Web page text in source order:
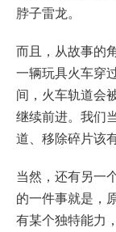
脖子雷龙。
而且，从故事的
一辆玩具火车穿
间，火车轨道会
继续前进。我们
道、移除碎片该
当然，还有另一
的一件事就是，
有某个独特能力